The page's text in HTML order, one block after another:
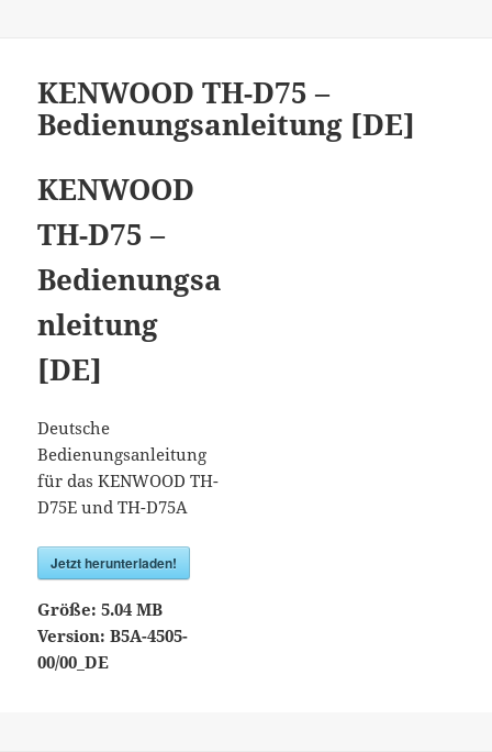
KENWOOD TH-D75 –
Bedienungsanleitung [DE]
KENWOOD
TH-D75 –
Bedienungsa
nleitung
[DE]
Deutsche
Bedienungsanleitung
für das KENWOOD TH-
D75E und TH-D75A
Jetzt herunterladen!
Größe:5.04 MB
Version:B5A-4505-
00/00_DE